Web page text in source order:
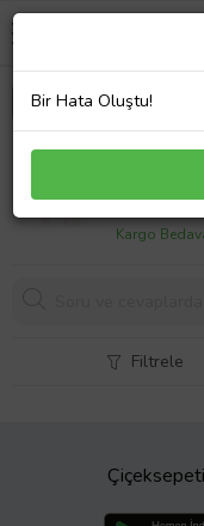
Pave
2555,56 TL
Kargo
Filtrele
Bir Hata Oluştu!